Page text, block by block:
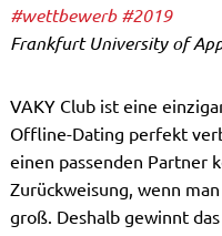
#wettbewerb #2019
Frankfurt University of
VAKY Club ist eine
Offline-Dating perfekt
einen passenden Partner
Zurückweisung, wenn
groß. Deshalb gewinnt